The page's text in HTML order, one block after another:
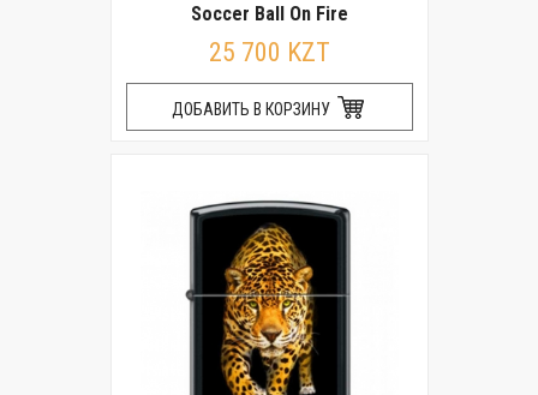
Soccer Ball On Fire
25 700 KZT
ДОБАВИТЬ В КОРЗИНУ